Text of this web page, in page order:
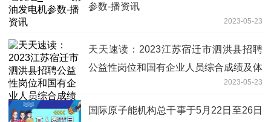
参数-播资讯
2023-05-23
天天速读：2023江苏宿迁市泗洪县招聘
公益性岗位和国有企业人员综合成绩及体
2023-05-23
国际原子能机构总干事于5月22日至26日